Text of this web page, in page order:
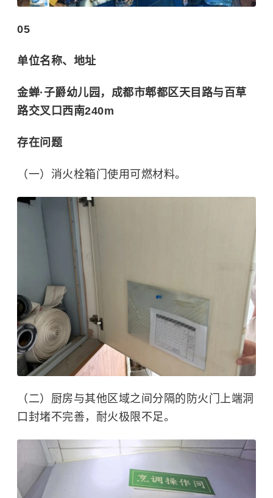
05
单位名称、地址
金蝉·子爵幼儿园，成都市郫都区天目路与百草
路交叉口西南240m
存在问题
（一）消火栓箱门使用可燃材料。
（二）厨房与其他区域之间分隔的防火门上端洞
口封堵不完善，耐火极限不足。